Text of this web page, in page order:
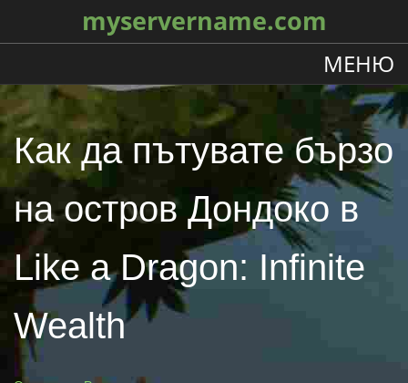
myservername.com
МЕНЮ
Как да пътувате бързо
на остров Дондоко в
Like a Dragon: Infinite
Wealth